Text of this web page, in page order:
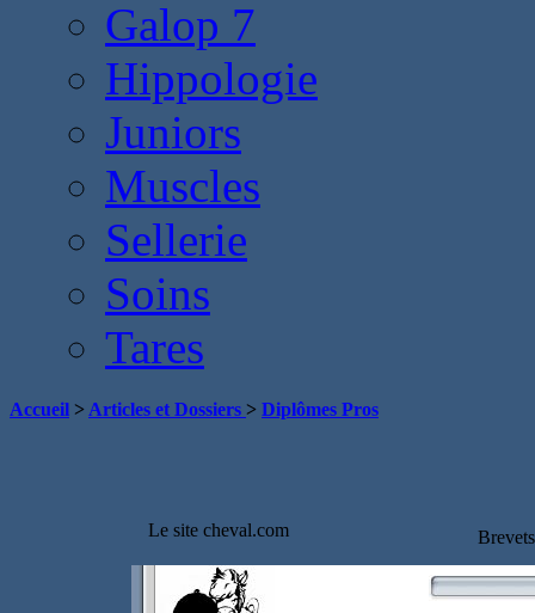
Galop 7
Hippologie
Juniors
Muscles
Sellerie
Soins
Tares
Accueil > Articles et Dossiers > Diplômes Pros
Le site cheval.com